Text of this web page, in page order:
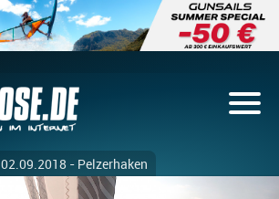
02.09.2018 - Pelzerhaken